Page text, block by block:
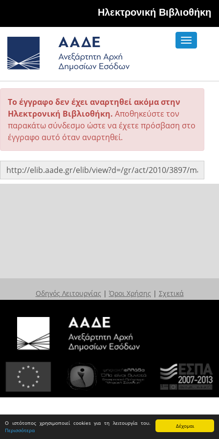
Δέχομαι
Ο ιστότοπος χρησιμοποιεί cookies για τη λειτουργία του.
Περισσότερα
Hλεκτρονική Βιβλιοθήκη
Toggle
Το έγγραφο δεν έχει αναρτηθεί ακόμα στην
Ηλεκτρονική Βιβλιοθήκη. Αποθηκεύστε τον
παρακάτω σύνδεσμο ώστε να έχετε πρόσβαση στο
έγγραφο αυτό όταν αναρτηθεί.
Οδηγός Λειτουργίας | Όροι Χρήσης | Σχετικά